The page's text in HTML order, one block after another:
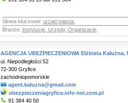
Słowa kluczowe: urząd miasta
Branże: Instytucje, Urzędy, Organizacje
AGENCJA UBEZPIECZENIOWA Elżbieta Kałużna,
ul. Niepodległości 52
72-300 Gryfice
zachodniopomorskie
agent.kaluzna@gmail.com
ubezpieczeniagryfice.info-net.com.pl
91 384 40 50